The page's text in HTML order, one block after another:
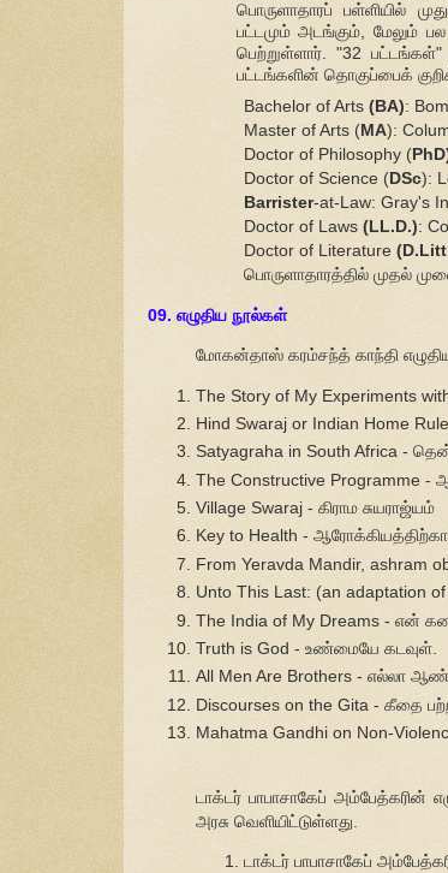
பொருளாதாரப் பள்ளியில்
பட்டமும் அடங்கும், மேலும்
பெற்றுள்ளார். "32 பட்டங்கள்"
பட்டங்களின் தொகுப்பைக்
Bachelor of Arts (BA):
Master of Arts (MA):
Doctor of Philosophy (
Doctor of Science ( DSc):
Barrister-at-Law: Gray's
Doctor of Laws (LL.D.):
Doctor of Literature
பொருளாதாரத்தில் முதல்
09. எழுதிய நூல்கள்
மோகன்தாஸ் கரம்சந்த் காந்தி
The Story of My Experiments
Hind Swaraj or Indian Home
Satyagraha in South Africa -
The Constructive Programme -
Village Swaraj - கிராம சுயராஜ்யம்
Key to Health -
From Yeravda Mandir, ashram
Unto This Last: (an adaptation
The India of My Dreams - என்
Truth is God - உண்மையே கடவுள்.
All Men Are Brothers - எல்லா
Discourses on the Gita - கீதை
Mahatma Gandhi on Non-
டாக்டர் பாபாசாகேப் அம்பேத்கரின்
அரசு வெளியிட்டுள்ளது.
டாக்டர் பாபாசாகேப்